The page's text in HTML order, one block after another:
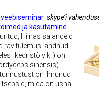
veebiseminar skype’i
ja kasutamine.
Hiinas sajandeid
ravitulemusi andnud
"kedristõlvik") on
sinensis).
on ilmunud
mida on üsna